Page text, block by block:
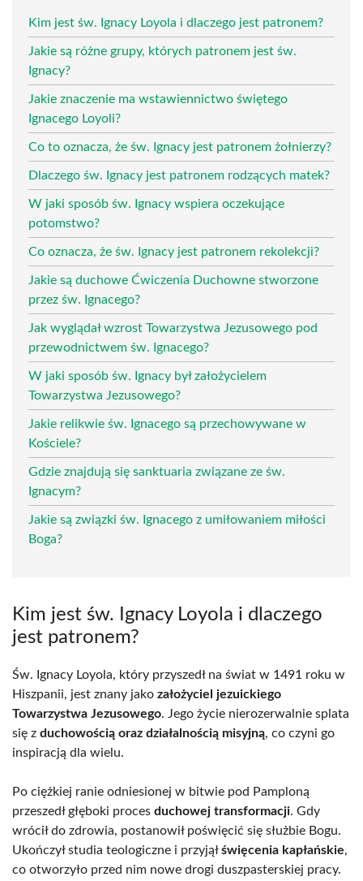
Kim jest św. Ignacy Loyola i dlaczego jest patronem?
Jakie są różne grupy, których patronem jest św.
Ignacy?
Jakie znaczenie ma wstawiennictwo świętego
Ignacego Loyoli?
Co to oznacza, że św. Ignacy jest patronem żołnierzy?
Dlaczego św. Ignacy jest patronem rodzących matek?
W jaki sposób św. Ignacy wspiera oczekujące
potomstwo?
Co oznacza, że św. Ignacy jest patronem rekolekcji?
Jakie są duchowe Ćwiczenia Duchowne stworzone
przez św. Ignacego?
Jak wyglądał wzrost Towarzystwa Jezusowego pod
przewodnictwem św. Ignacego?
W jaki sposób św. Ignacy był założycielem
Towarzystwa Jezusowego?
Jakie relikwie św. Ignacego są przechowywane w
Kościele?
Gdzie znajdują się sanktuaria związane ze św.
Ignacym?
Jakie są związki św. Ignacego z umiłowaniem miłości
Boga?
Kim jest św. Ignacy Loyola i dlaczego
jest patronem?
Św. Ignacy Loyola, który przyszedł na świat w 1491 roku w
Hiszpanii, jest znany jako założyciel jezuickiego
Towarzystwa Jezusowego. Jego życie nierozerwalnie splata
się z duchowością oraz działalnością misyjną, co czyni go
inspiracją dla wielu.
Po ciężkiej ranie odniesionej w bitwie pod Pamploną
przeszedł głęboki proces duchowej transformacji. Gdy
wrócił do zdrowia, postanowił poświęcić się służbie Bogu.
Ukończył studia teologiczne i przyjąłświęcenia kapłańskie,
co otworzyło przed nim nowe drogi duszpasterskiej pracy.